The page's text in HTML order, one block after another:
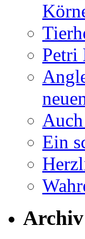
Petri
Ein
Archiv